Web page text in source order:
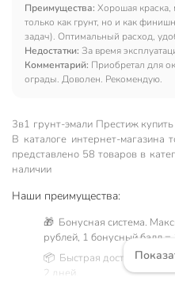
Преимущества: Хорошая краска,
только как грунт, но и как
задач). Оптимальный расход,
необходимости в
Недостатки: За время
Комментарий: Приобретал для
ограды. Доволен. Рекомендую.
3в1 грунт-эмали Престиж
В каталоге интернет-
представлено 58 товаров в
наличии
Наши преимущества:
🎁 Бонусная система.
рублей, 1 бонусный балл =
📦 Быстрая доставка.
2 дней.